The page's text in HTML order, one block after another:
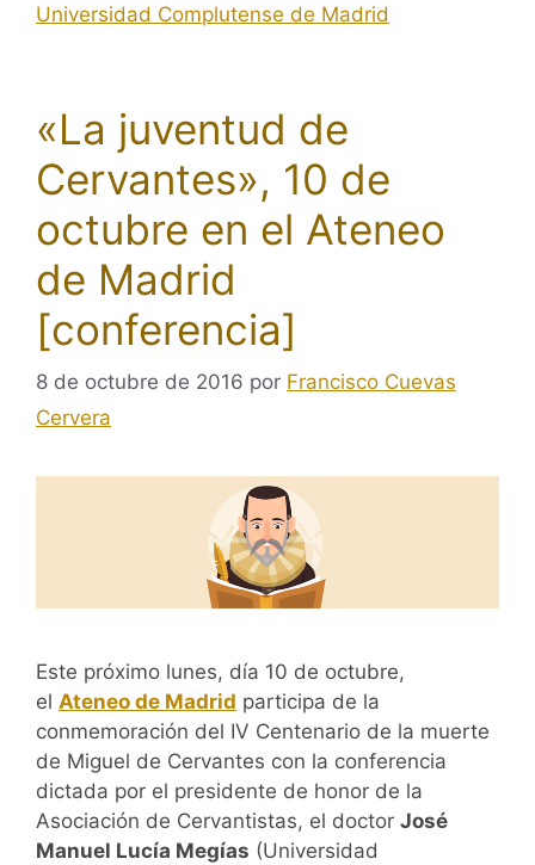
Universidad Complutense de Madrid
«La juventud de
Cervantes», 10 de
octubre en el Ateneo
de Madrid
[conferencia]
8 de octubre de 2016 por Francisco Cuevas
Cervera
Este próximo lunes, día 10 de octubre,
el Ateneo de Madrid participa de la
conmemoración del IV Centenario de la muerte
de Miguel de Cervantes con la conferencia
dictada por el presidente de honor de la
Asociación de Cervantistas, el doctor José
Manuel Lucía Megías (Universidad